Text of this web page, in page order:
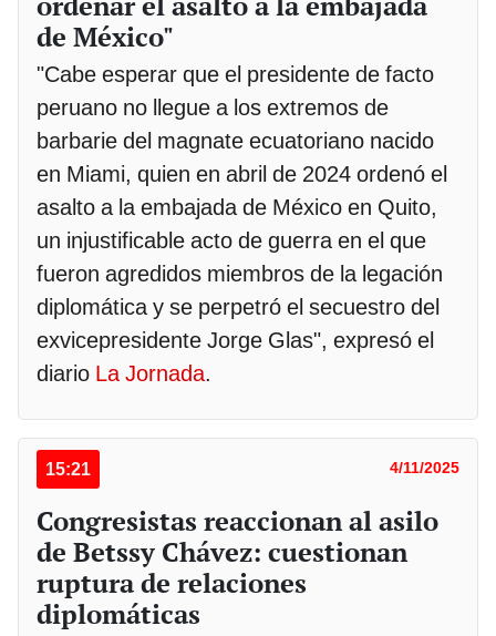
de México"
"Cabe esperar que el presidente de facto
peruano no llegue a los extremos de
barbarie del magnate ecuatoriano nacido
en Miami, quien en abril de 2024 ordenó el
asalto a la embajada de México en Quito,
un injustificable acto de guerra en el que
fueron agredidos miembros de la legación
diplomática y se perpetró el secuestro del
exvicepresidente Jorge Glas", expresó el
diario La Jornada.
15:21 4/11/2025
Congresistas reaccionan al asilo
de Betssy Chávez: cuestionan
ruptura de relaciones
diplomáticas